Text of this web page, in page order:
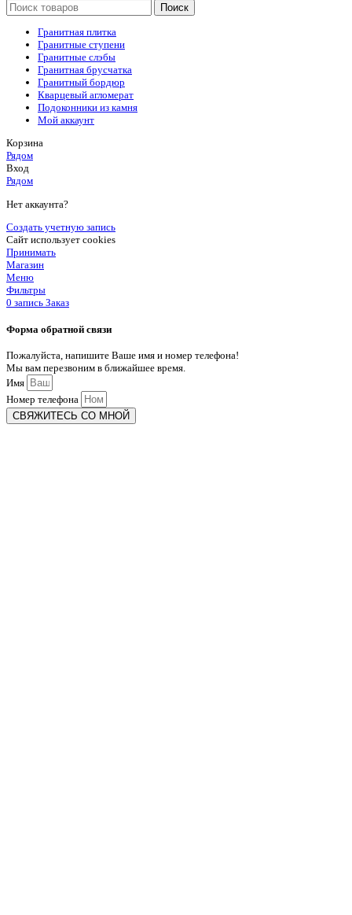
Поиск
Гранитная плитка
Гранитные ступени
Гранитные слэбы
Гранитная брусчатка
Гранитный бордюр
Кварцевый агломерат
Подоконники из камня
Мой аккаунт
Корзина
Рядом
Вход
Рядом
Нет аккаунта?
Создать учетную запись
Сайт использует cookies
Принимать
Магазин
Меню
Фильтры
0 запись Заказ
Форма обратной связи
Пожалуйста, напишите Ваше имя и номер телефона!
Мы вам перезвоним в ближайшее время.
Имя
Номер телефона
СВЯЖИТЕСЬ СО МНОЙ